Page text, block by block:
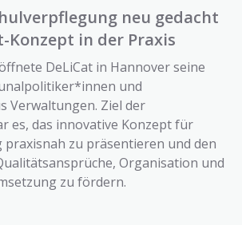
neu gedacht
Konzept in der Praxis
DeLiCat in Hannover seine
und
Verwaltungen. Ziel der
es, das innovative Konzept für
praxisnah zu präsentieren und den
Organisation und
zu fördern.